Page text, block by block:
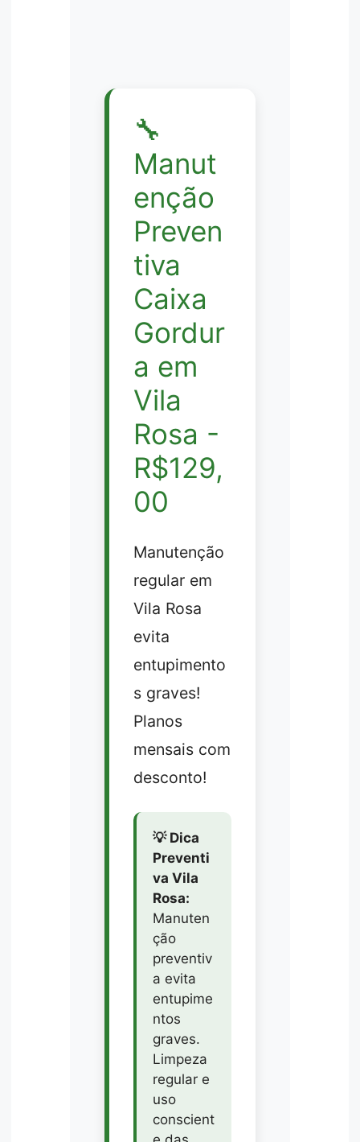
🔧
Manut
enção
Preven
tiva
Caixa
Gordur
a em
Vila
Rosa -
R$129,
00
Manutenção
regular em
Vila Rosa
evita
entupimento
s graves!
Planos
mensais com
desconto!
💡 Dica
Preventi
va Vila
Rosa:
Manuten
ção
preventiv
a evita
entupime
ntos
graves.
Limpeza
regular e
uso
conscient